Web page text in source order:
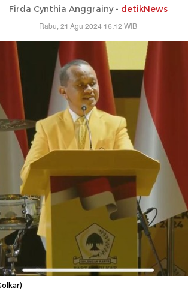
Firda Cynthia Anggrainy - detikNews
Rabu, 21 Agu 2024 16:12 WIB